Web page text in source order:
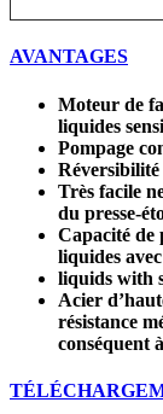
AVANTAGES
Moteur de
liquides
Pompage
Très facile
du presse-
Capacité de
liquides
liquids with
Acier
résistance
conséquent